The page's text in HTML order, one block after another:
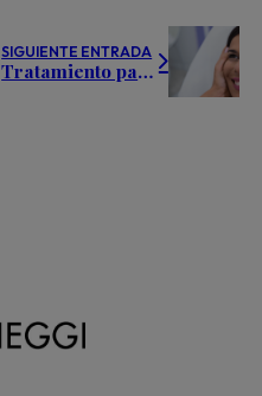
SIGUIENTE ENTRADA
Tratamiento para ojeras: Guía profesional para eliminarlas